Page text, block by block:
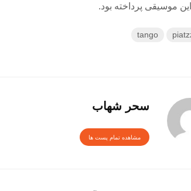
موسیقی پرداخته بود.
tango
سحر شهاب
مشاهده تمام پست ها